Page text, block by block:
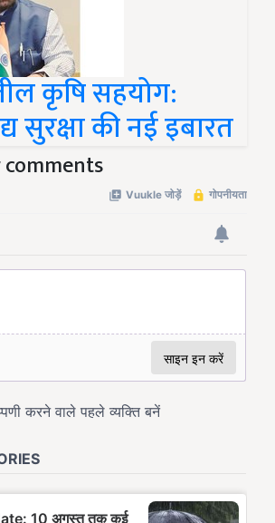
कृषि सहयोग:
सुरक्षा की नई इबारत